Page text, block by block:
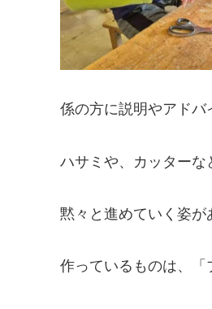
係の方に説明やアドバ
ハサミや、カッターな
黙々と進めていく姿が
作っているものは、「